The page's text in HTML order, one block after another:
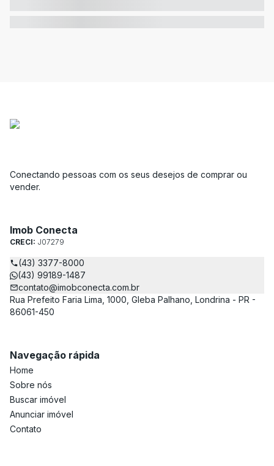
Conectando pessoas com os seus desejos de comprar ou
vender.
Imob Conecta
CRECI: J07279
(43) 3377-8000
(43) 99189-1487
contato@imobconecta.com.br
Rua Prefeito Faria Lima, 1000, Gleba Palhano, Londrina - PR -
86061-450
Navegação rápida
Home
Sobre nós
Buscar imóvel
Anunciar imóvel
Contato